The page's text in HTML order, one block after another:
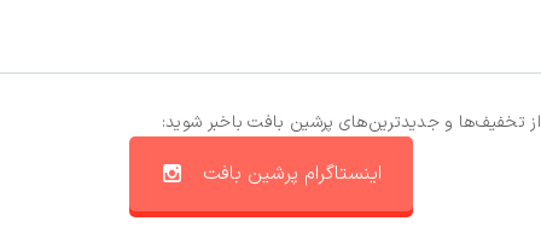
از تخفیف‌ها و جدیدترین‌های پرشین بافت باخبر شوید:
اینستاگرام پرشین بافت